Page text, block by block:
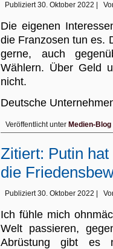
Publiziert 30. Oktober 2022
Die eigenen
die Franzosen tun es.
gerne, auch
Wählern. Über Geld
nicht.
Deutsche
Veröffentlicht unter Medien-Blog
Zitiert: Putin
die
Publiziert 30. Oktober 2022
Ich fühle mich
Welt passieren,
Abrüstung gibt es